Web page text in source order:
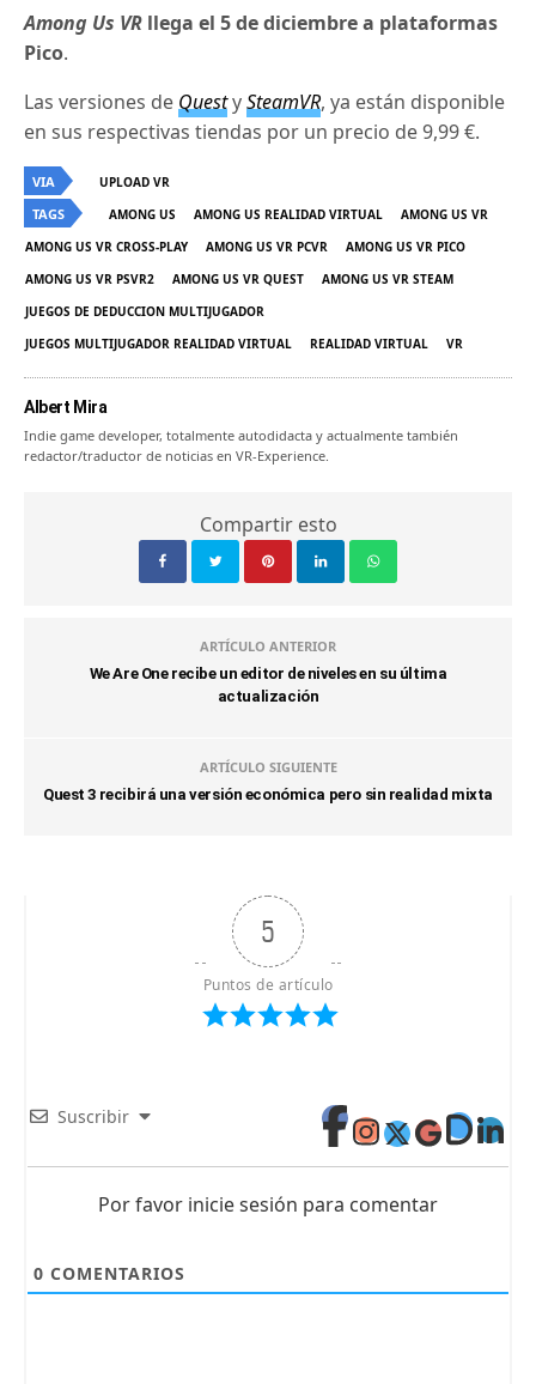
Among Us VR llega el 5 de diciembre a plataformas
Pico.
Las versiones de QuestySteamVR, ya están disponible
en sus respectivas tiendas por un precio de 9,99 €.
VIA UPLOAD VR
TAGS AMONG US AMONG US REALIDAD VIRTUAL
AMONG US VR
AMONG US VR CROSS-PLAY
AMONG US VR PCVR
AMONG US VR PICO
AMONG US VR PSVR2
AMONG US VR QUEST
AMONG US VR STEAM
JUEGOS DE DEDUCCION MULTIJUGADOR
JUEGOS MULTIJUGADOR REALIDAD VIRTUAL
REALIDAD VIRTUAL VR
Albert Mira
Indie game developer, totalmente autodidacta y actualmente también
redactor/traductor de noticias en VR-Experience.
Compartir esto
ARTÍCULO ANTERIOR
We Are One recibe un editor de niveles en su última
actualización
ARTÍCULO SIGUIENTE
Quest 3 recibirá una versión económica pero sin realidad mixta
5
Puntos de artículo
Suscribir
Por favor inicie sesión para comentar
0 COMENTARIOS